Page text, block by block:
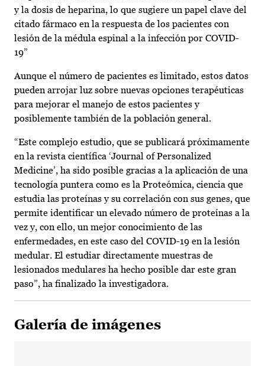
y la dosis de heparina, lo que sugiere un papel clave del
citado fármaco en la respuesta de los pacientes con
lesión de la médula espinal a la infección por COVID-
19”
Aunque el número de pacientes es limitado, estos datos
pueden arrojar luz sobre nuevas opciones terapéuticas
para mejorar el manejo de estos pacientes y
posiblemente también de la población general.
“Este complejo estudio, que se publicará próximamente
en la revista científica ‘Journal of Personalized
Medicine’, ha sido posible gracias a la aplicación de una
tecnología puntera como es la Proteómica, ciencia que
estudia las proteínas y su correlación con sus genes, que
permite identificar un elevado número de proteínas a la
vez y, con ello, un mejor conocimiento de las
enfermedades, en este caso del COVID-19 en la lesión
medular. El estudiar directamente muestras de
lesionados medulares ha hecho posible dar este gran
paso”, ha finalizado la investigadora.
Galería de imágenes